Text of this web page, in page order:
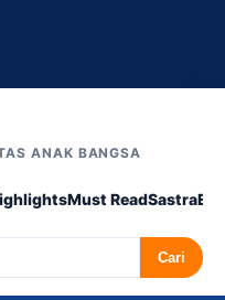
ANAK BANGSA
Must ReadSastra
Cari